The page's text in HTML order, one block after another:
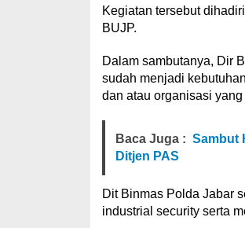
Kegiatan tersebut
BUJP.
Dalam sambutanya, Dir
sudah menjadi
dan atau organisasi
Baca Juga : Sambut
Ditjen PAS
Dit Binmas Polda Jabar
industrial security serta